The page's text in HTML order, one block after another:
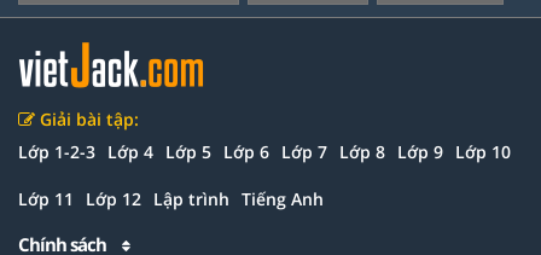
Giải bài tập:
Lớp 1-2-3 Lớp 4 Lớp 5 Lớp 6 Lớp 7 Lớp 8 Lớp 9 Lớp 10
Lớp 11 Lớp 12 Lập trình Tiếng Anh
Chính sách